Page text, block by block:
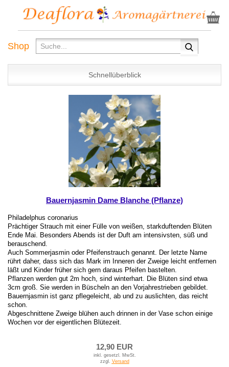
Shop
Schnellüberblick
Bauernjasmin Dame Blanche (Pflanze)
Philadelphus coronarius
Prächtiger Strauch mit einer Fülle von weißen, starkduftenden Blüten
Ende Mai. Besonders Abends ist der Duft am intensivsten, süß und
berauschend.
Auch Sommerjasmin oder Pfeifenstrauch genannt. Der letzte Name
rührt daher, dass sich das Mark im Inneren der Zweige leicht entfernen
läßt und Kinder früher sich gern daraus Pfeifen bastelten.
Pflanzen werden gut 2m hoch, sind winterhart. Die Blüten sind etwa
3cm groß. Sie werden in Büscheln an den Vorjahrestrieben gebildet.
Bauernjasmin ist ganz pflegeleicht, ab und zu auslichten, das reicht
schon.
Abgeschnittene Zweige blühen auch drinnen in der Vase schon einige
Wochen vor der eigentlichen Blütezeit.
12,90 EUR
inkl. gesetzl. MwSt.
zzgl. Versand